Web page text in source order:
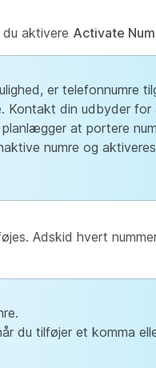
aktivere Activate
er telefonnumre
Kontakt din udbyder for
at portere
numre og
Adskid hvert
du tilføjer et komma